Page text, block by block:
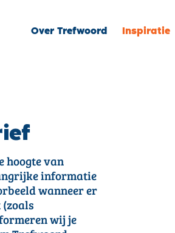
Over Trefwoord Inspiratie
hoogte van
informatie
wanneer er
wij je